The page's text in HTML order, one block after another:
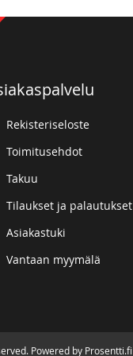
Rekisteriseloste
Toimitusehdot
Takuu
Tilaukset ja palautukset
Asiakastuki
Vantaan myymälä
Powered by Prosentti.fi